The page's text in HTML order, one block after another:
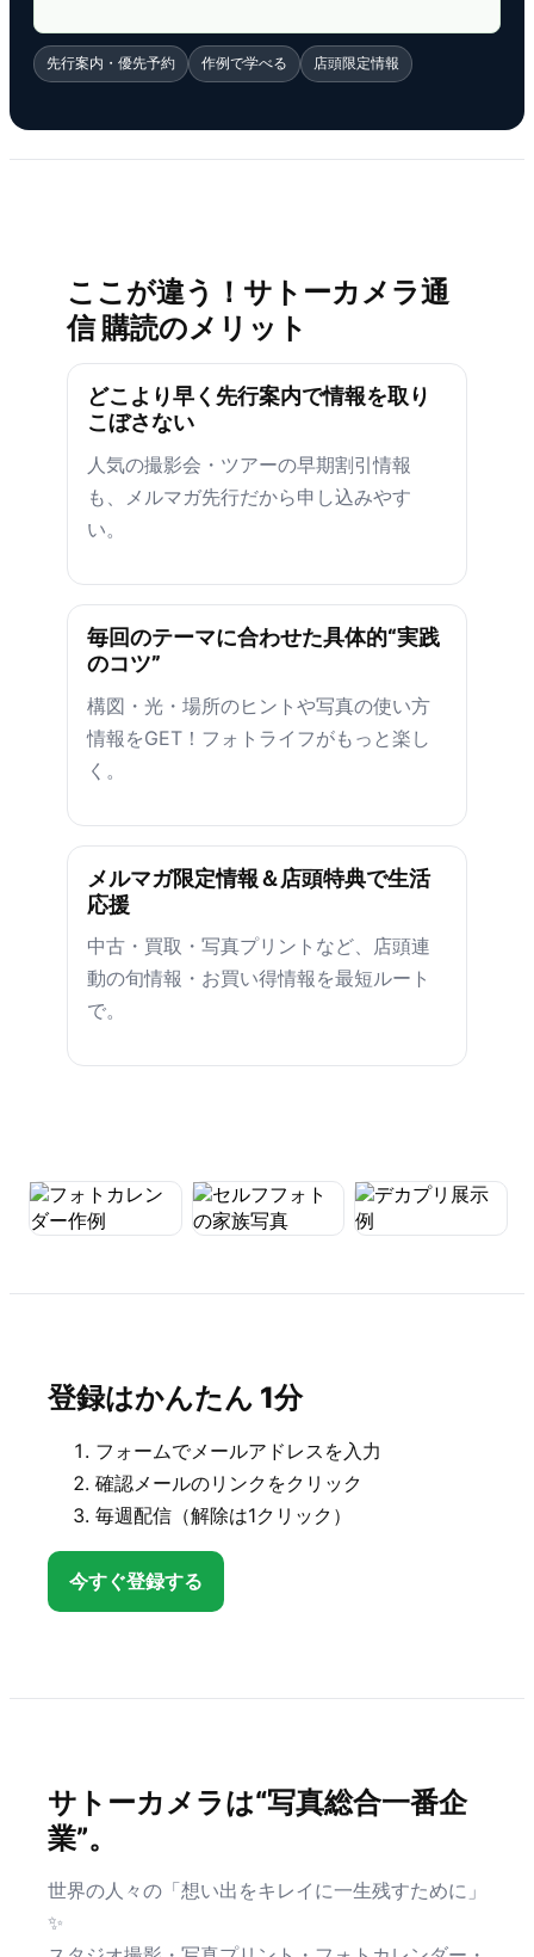
先行案内・優先予約 作例で学べる 店頭限定情報
ここが違う！サトーカメラ通
信 購読のメリット
どこより早く先行案内で情報を取り
こぼさない
人気の撮影会・ツアーの早期割引情報
も、メルマガ先行だから申し込みやす
い。
毎回のテーマに合わせた具体的“実践
のコツ”
構図・光・場所のヒントや写真の使い方
情報をGET！フォトライフがもっと楽し
く。
メルマガ限定情報＆店頭特典で生活
応援
中古・買取・写真プリントなど、店頭連
動の旬情報・お買い得情報を最短ルート
で。
登録はかんたん 1分
フォームでメールアドレスを入力
確認メールのリンクをクリック
毎週配信（解除は1クリック）
今すぐ登録する
サトーカメラは“写真総合一番企
業”。
世界の人々の「想い出をキレイに一生残すために」
✨